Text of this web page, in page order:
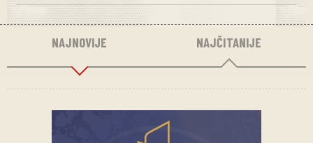
NAJNOVIJE NAJČITANIJE